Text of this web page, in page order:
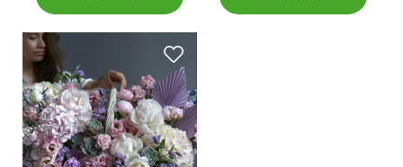
Твидии, статица,
суккуленты, матиолы,
клематисы, папоротник и
др.